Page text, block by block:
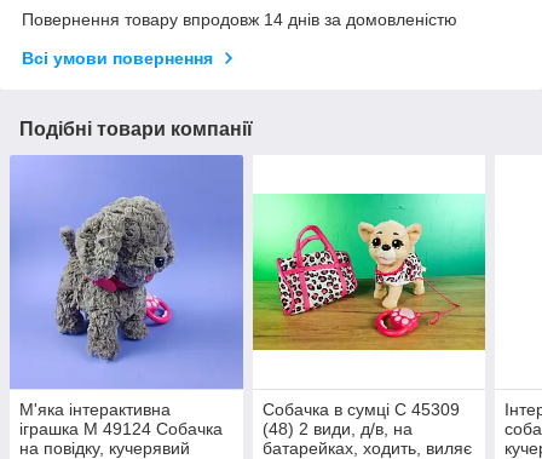
Повернення товару впродовж 14 днів за домовленістю
Всі умови повернення
Подібні товари компанії
М'яка інтерактивна
іграшка M 49124 Собачка
на повідку, кучерявий
Собачка в сумці С 45309
(48) 2 види, д/в, на
батарейках, ходить, виляє